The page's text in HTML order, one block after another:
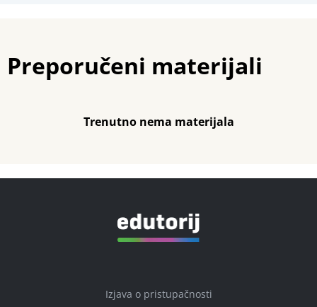
Preporučeni materijali
Trenutno nema materijala
Izjava o pristupačnosti